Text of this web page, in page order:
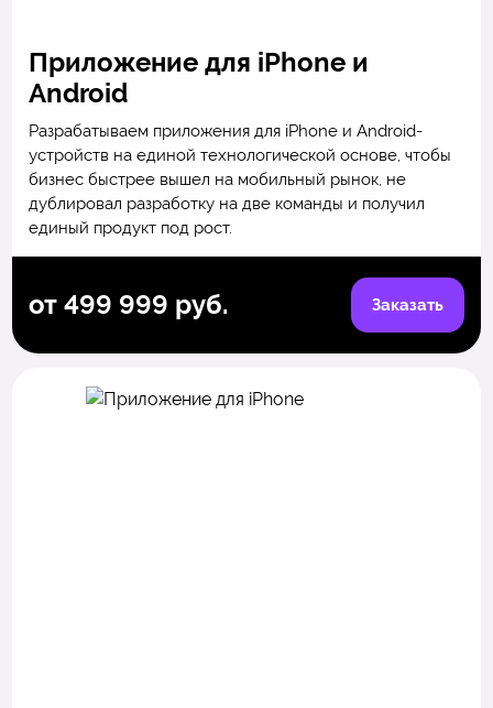
Приложение для iPhone и
Android
Разрабатываем приложения для iPhone и Android-
устройств на единой технологической основе, чтобы
бизнес быстрее вышел на мобильный рынок, не
дублировал разработку на две команды и получил
единый продукт под рост.
от 499 999 руб. Заказать